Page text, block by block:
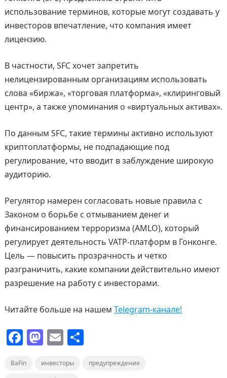
использование терминов, которые могут создавать у
инвесторов впечатление, что компания имеет
лицензию.
В частности, SFC хочет запретить
нелицензированным организациям использовать
слова «биржа», «торговая платформа», «клиринговый
центр», а также упоминания о «виртуальных активах».
По данным SFC, такие термины активно используют
криптоплатформы, не подпадающие под
регулирование, что вводит в заблуждение широкую
аудиторию.
Регулятор намерен согласовать новые правила с
Законом о борьбе с отмыванием денег и
финансированием терроризма (AMLO), который
регулирует деятельность VATP-платформ в Гонконге.
Цель — повысить прозрачность и четко
разграничить, какие компании действительно имеют
разрешение на работу с инвесторами.
Читайте больше на нашем Telegram-канале!
F
a
c
M
a
st
E
m
ai
О
п
BaFin инвесторы
предупреждение